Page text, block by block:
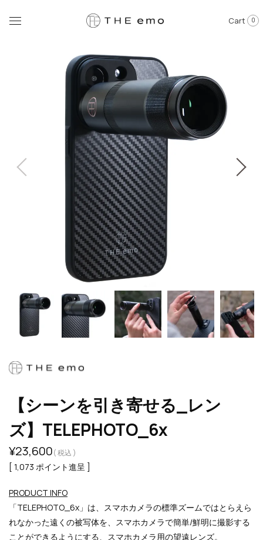
Cart 0
【シーンを引き寄せる_レン
ズ】TELEPHOTO_6x
¥23,600 税込
1,073 ポイント進呈 ]
PRODUCT INFO
「TELEPHOTO_6x」は、スマホカメラの標準ズームではとらえら
れなかった遠くの被写体を、スマホカメラで簡単/鮮明に撮影する
ことができるようにする、 スマホカメラ用の望遠レンズ。